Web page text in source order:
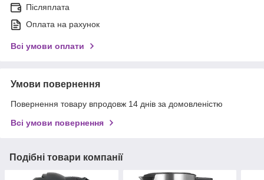
Післяплата
Оплата на рахунок
Всі умови оплати
Умови повернення
Повернення товару впродовж 14 днів за домовленістю
Всі умови повернення
Подібні товари компанії